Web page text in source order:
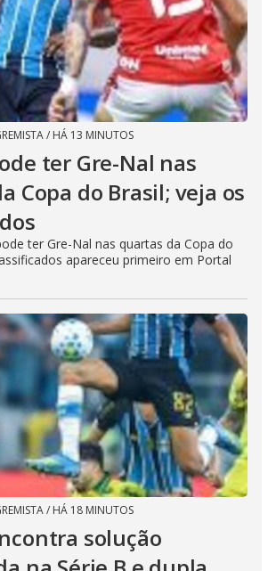
/ HÁ 13 MINUTOS
ter Gre-Nal nas
Copa do Brasil; veja os
ter Gre-Nal nas quartas da Copa do
apareceu primeiro em Portal
/ HÁ 18 MINUTOS
solução